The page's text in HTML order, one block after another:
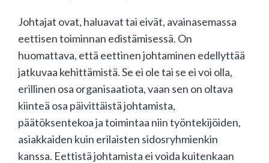
Johtajat ovat, haluavat tai eivät, avainasemassa
eettisen toiminnan edistämisessä. On
huomattava, että eettinen johtaminen edellyttää
jatkuvaa kehittämistä. Se ei ole tai se ei voi olla,
erillinen osa organisaatiota, vaan sen on oltava
kiinteä osa päivittäistä johtamista,
päätöksentekoa ja toimintaa niin työntekijöiden,
asiakkaiden kuin erilaisten sidosryhmienkin
kanssa. Eettistä johtamista ei voida kuitenkaan